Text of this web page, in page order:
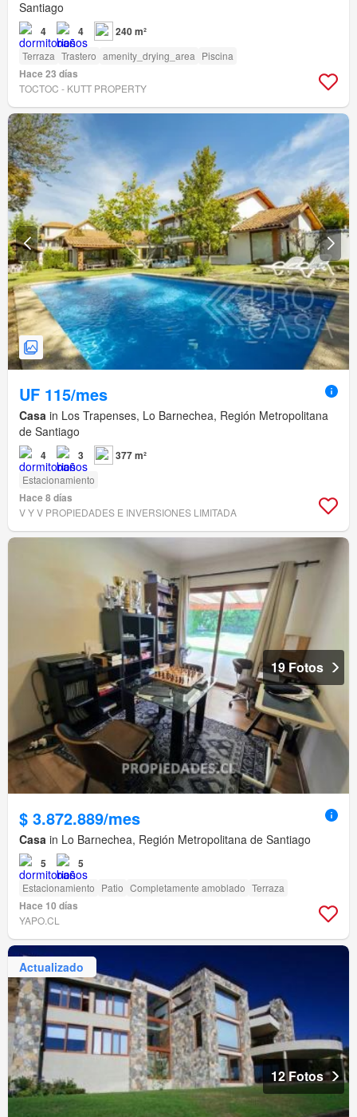
Santiago
4 4 240 m²
Terraza Trastero amenity_drying_area Piscina
Hace 23 días
TOCTOC - KUTT PROPERTY
UF 115/mes
Casa in Los Trapenses, Lo Barnechea, Región Metropolitana
de Santiago
4 3 377 m²
Estacionamiento
Hace 8 días
V Y V PROPIEDADES E INVERSIONES LIMITADA
19 Fotos
$ 3.872.889/mes
Casa in Lo Barnechea, Región Metropolitana de Santiago
5 5
Estacionamiento Patio Completamente amoblado Terraza
Hace 10 días
YAPO.CL
Actualizado
12 Fotos